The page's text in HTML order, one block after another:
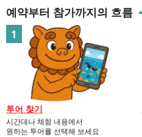
예약부터 참가까지의 흐름
투어 찾기
시간대나 체험 내용에서
원하는 투어를 선택해 보세요